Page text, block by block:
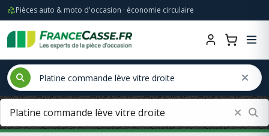
Pièces auto & moto d'occasion · économie circulaire